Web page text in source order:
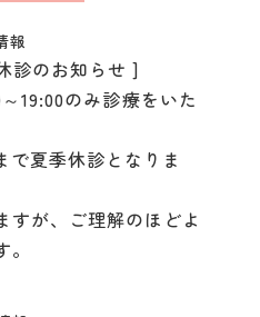
報
診のお知らせ ]
19:00のみ診療をいた
で夏季休診となりま
すが、ご理解のほどよ